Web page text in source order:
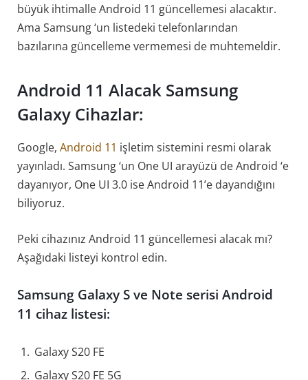
büyük ihtimalle Android 11 güncellemesi alacaktır.
Ama Samsung ‘un listedeki telefonlarından
bazılarına güncelleme vermemesi de muhtemeldir.
Android 11 Alacak Samsung
Galaxy Cihazlar:
Google, Android 11 işletim sistemini resmi olarak
yayınladı. Samsung ‘un One UI arayüzü de Android ‘e
dayanıyor, One UI 3.0 ise Android 11’e dayandığını
biliyoruz.
Peki cihazınız Android 11 güncellemesi alacak mı?
Aşağıdaki listeyi kontrol edin.
Samsung Galaxy S ve Note serisi Android
11 cihaz listesi:
Galaxy S20 FE
Galaxy S20 FE 5G